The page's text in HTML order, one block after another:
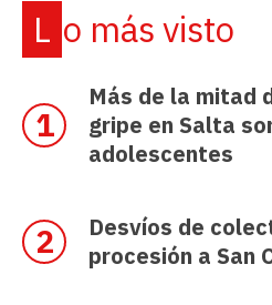
Lo más visto
Más de la mitad
gripe en Salta
adolescentes
Desvíos de
procesión a San